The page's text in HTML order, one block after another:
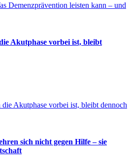
Akutphase vorbei ist, bleibt
sich nicht gegen Hilfe – sie